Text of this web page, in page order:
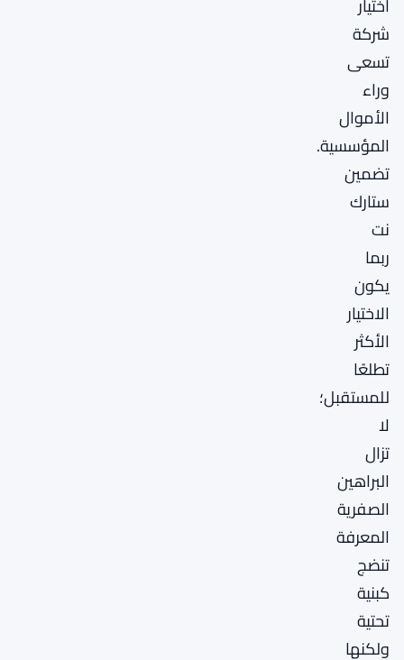
شركة
تسعى
وراء
الأموال
المؤسسية.
تضمين
ستارك
نت
ربما
يكون
الاختيار
الأكثر
تطلعًا
للمستقبل؛
لا
تزال
البراهين
الصفرية
المعرفة
تنضج
كبنية
تحتية
ولكنها